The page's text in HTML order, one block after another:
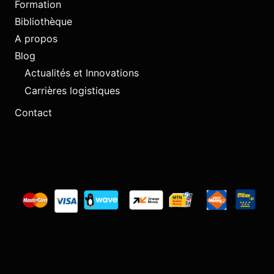
Formation
Bibliothèque
A propos
Blog
Actualités et Innovations
Carrières logistiques
Contact